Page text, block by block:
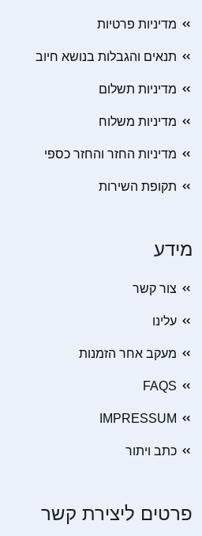
מדיניות פרטיות
תנאים והגבלות בנושא חיוב
מדיניות תשלום
מדיניות משלוח
מדיניות החזר והחזר כספי
תקופת השירות
מידע
צור קשר
עלינו
מעקב אחר הזמנות
FAQS
IMPRESSUM
כתב ויתור
פרטים ליצירת קשר